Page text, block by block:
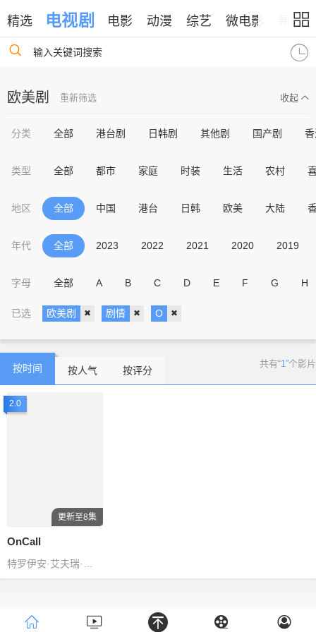
精选 电视剧 电影 动漫 综艺 微电影 新闻
输入关键词搜索
欧美剧 重新筛选 收起
分类 全部 港台剧 日韩剧 其他剧 国产剧
类型 全部 都市 家庭 时装 生活 农村
地区 全部 中国 港台 日韩 欧美 大陆
年代 全部 2023 2022 2021 2020 2019
字母 全部 A B C D E F G H
已选 欧美剧 剧情 O
按时间 按人气 按评分
共有“1”个影片
2.0
更新至8集
OnCall
特罗伊安·艾夫瑞·贝利萨里奥,布兰登·拉瑞昆特
Copyright © 2016-2018 www.ZanPianCms.Com
.All Rights
Reserved .